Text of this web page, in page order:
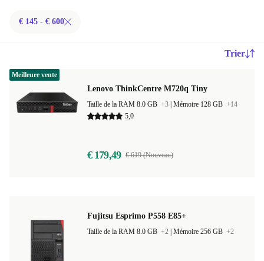
€ 145 - € 600
Trier
Lenovo ThinkCentre M720q Tiny
Taille de la RAM 8.0 GB +3 Mémoire 128 GB +14
5,0
€ 179,49 € 619 (Nouveau)
Meilleure vente
Fujitsu Esprimo P558 E85+
Taille de la RAM 8.0 GB +2 Mémoire 256 GB +2